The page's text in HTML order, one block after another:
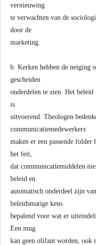
vernieuwing
te verwachten van de
door de
marketing.
b. Kerken hebben de neiging
gescheiden
onderdelen te zien. Het
is
uitvoerend. Theologen
communicatiemedewerkers
maken er een passende
het feit,
dat communicatiemiddelen
beleid en
automatisch onderdeel zijn
beleidsmatige keus
bepalend voor wat er
Een mug
kan geen olifant worden, ook